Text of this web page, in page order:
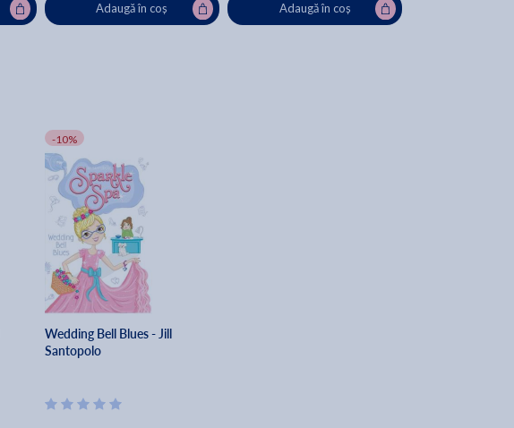
Adaugă în coș Adaugă în coș
-10%
Wedding Bell Blues - Jill
Santopolo